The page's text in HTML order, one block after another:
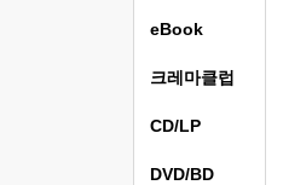
eBook
크레마클럽
CD/LP
DVD/BD